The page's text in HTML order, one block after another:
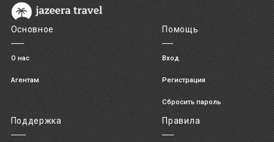
Основное
О нас
Агентам
Поддержка
Помощь
Вход
Регистрация
Сбросить пароль
Правила